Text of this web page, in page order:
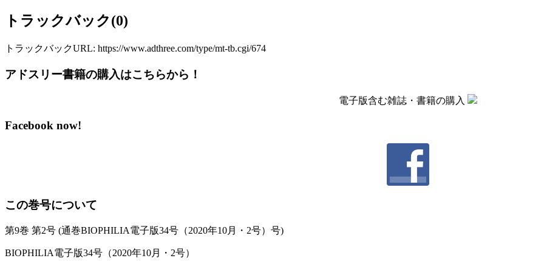
トラックバック(0)
トラックバックURL: https://www.adthree.com/type/mt-tb.cgi/674
アドスリー書籍の購入はこちらから！
電子版含む雑誌・書籍の購入
Facebook now!
この巻号について
第9巻 第2号 (通巻BIOPHILIA電子版34号（2020年10月・2号）号)
BIOPHILIA電子版34号（2020年10月・2号）